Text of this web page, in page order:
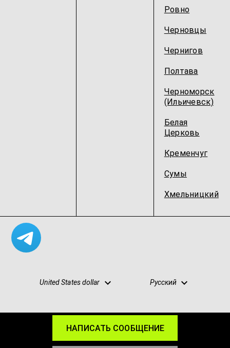
Ровно
Черновцы
Чернигов
Полтава
Черноморск
(Ильичевск)
Белая
Церковь
Кременчуг
Сумы
Хмельницкий
United States dollar Русский
НАПИСАТЬ СООБЩЕНИЕ